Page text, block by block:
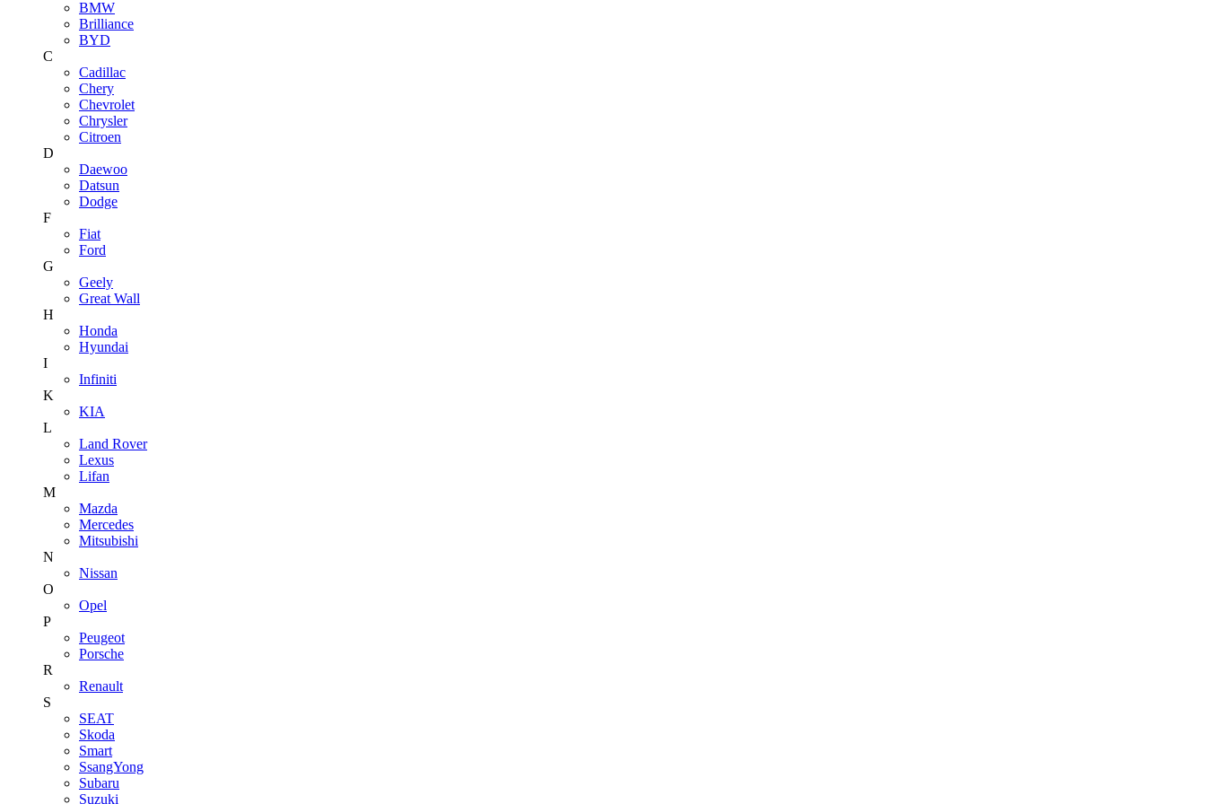
BMW
Brilliance
BYD
C
Cadillac
Chery
Chevrolet
Chrysler
Citroen
D
Daewoo
Datsun
Dodge
F
Fiat
Ford
G
Geely
Great Wall
H
Honda
Hyundai
I
Infiniti
K
KIA
L
Land Rover
Lexus
Lifan
M
Mazda
Mercedes
Mitsubishi
N
Nissan
O
Opel
P
Peugeot
Porsche
R
Renault
S
SEAT
Skoda
Smart
SsangYong
Subaru
Suzuki